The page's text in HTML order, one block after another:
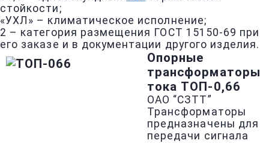
стойкости;
«УХЛ» – климатическое исполнение;
2 – категория размещения ГОСТ 15150-69 при
его заказе и в документации другого изделия.
Опорные
трансформаторы
тока TОП-0,66
ОАО “СЗТТ”
Трансформаторы
предназначены для
передачи сигнала